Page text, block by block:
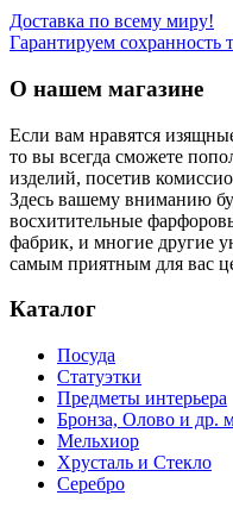
Доставка по всему миру!
Гарантируем сохранность
О нашем магазине
Если вам нравятся
то вы всегда сможете
изделий, посетив
Здесь вашему вниманию
восхитительные
фабрик, и многие другие
самым приятным для вас
Каталог
Посуда
Статуэтки
Предметы интерьера
Бронза, Олово и др.
Мельхиор
Хрусталь и Стекло
Серебро